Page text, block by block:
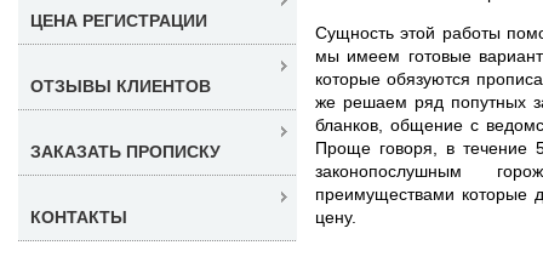
Сущность этой работы
мы имеем готовые
которые обязуются
же решаем ряд попутных
бланков, общение с
Проще говоря, в течение
законопослушным
преимуществами которые
цену.
ЦЕНА РЕГИСТРАЦИИ
ОТЗЫВЫ КЛИЕНТОВ
ЗАКАЗАТЬ ПРОПИСКУ
КОНТАКТЫ